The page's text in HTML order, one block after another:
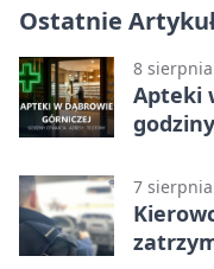
Ostatnie
8
Apteki
7